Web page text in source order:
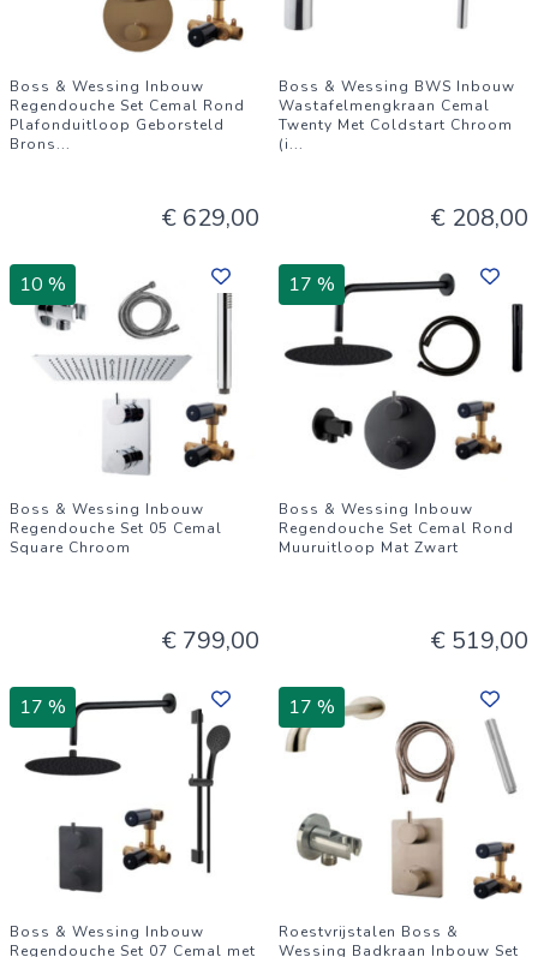
Boss & Wessing Inbouw
Regendouche Set Cemal Rond
Plafonduitloop Geborsteld
Brons...
€ 629,00
Boss & Wessing BWS Inbouw
Wastafelmengkraan Cemal
Twenty Met Coldstart Chroom
(i...
€ 208,00
10 %
Boss & Wessing Inbouw
Regendouche Set 05 Cemal
Square Chroom
€ 799,00
17 %
Boss & Wessing Inbouw
Regendouche Set Cemal Rond
Muuruitloop Mat Zwart
€ 519,00
17 %
Boss & Wessing Inbouw
Regendouche Set 07 Cemal met
17 %
Roestvrijstalen Boss &
Wessing Badkraan Inbouw Set